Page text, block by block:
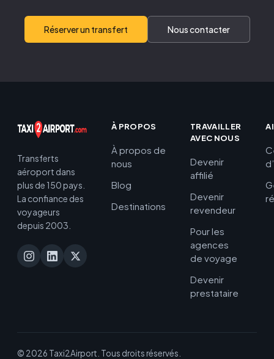
Réserver un transfert Nous contacter
Transferts
aéroport dans
plus de 150 pays.
La confiance des
voyageurs
depuis 2003.
À PROPOS
À propos de
nous
Blog
Destinations
TRAVAILLER
AVEC NOUS
Devenir
affilié
Devenir
revendeur
Pour les
agences
de voyage
Devenir
prestataire
© 2026 Taxi2Airport. Tous droits réservés.